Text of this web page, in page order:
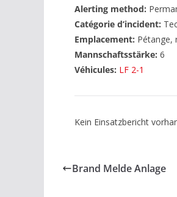
Alerting method:
Catégorie d’incident:
Emplacement: Pétange,
Mannschaftsstärke: 6
Véhicules: LF 2-1
Kein Einsatzbericht
Brand Melde Anlage